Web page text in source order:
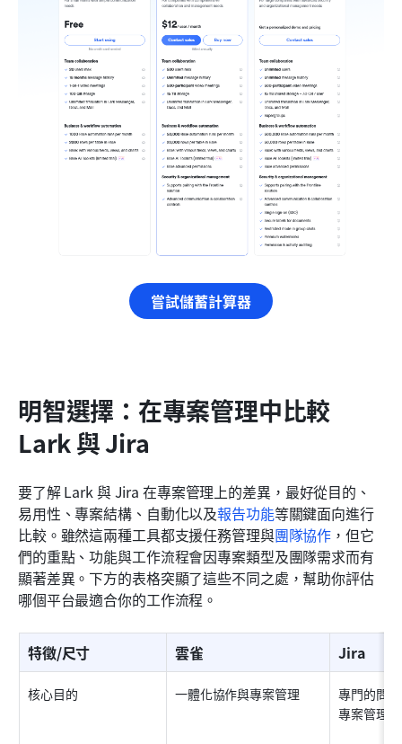
嘗試儲蓄計算器
明智選擇：在專案管理中比較
Lark 與 Jira
要了解 Lark 與 Jira 在專案管理上的差異，最好從目的、
易用性、專案結構、自動化以及報告功能等關鍵面向進行
比較。雖然這兩種工具都支援任務管理與團隊協作 ，但它
們的重點、功能與工作流程會因專案類型及團隊需求而有
顯著差異。下方的表格突顯了這些不同之處，幫助你評估
哪個平台最適合你的工作流程。
特徵/尺寸 雲雀 Jira
核心目的 一體化協作與專案管理
專門的問
專案管理